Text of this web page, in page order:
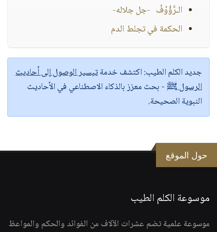
الـرَّؤُوْفُ -جل جلاله-
الحكمة في تجلط الدم
جديد الكلم الطيب:اكتشف خدمةتيسير الوصول إلى أحاديث
الرسول ﷺ - بحث معزز بالذكاء الاصطناعي في الأحاديث
النبوية الصحيحة.
حول الموقع
موسوعة الكلم الطيب
موسوعة علمية تضم عشرات الآلاف من الفوائد والحكم والمواعظ